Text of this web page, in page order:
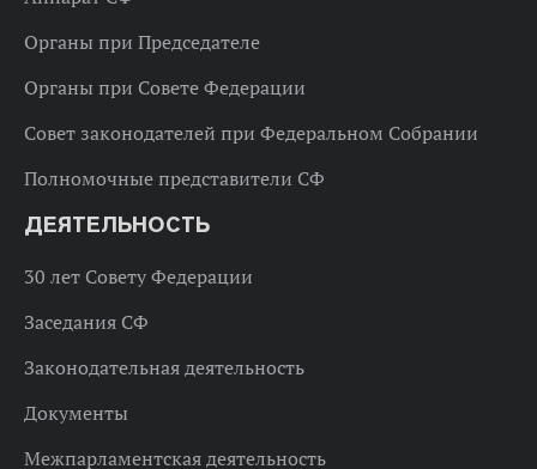
Органы при Председателе
Органы при Совете Федерации
Совет законодателей при Федеральном Собрании
Полномочные представители СФ
ДЕЯТЕЛЬНОСТЬ
30 лет Совету Федерации
Заседания СФ
Законодательная деятельность
Документы
Межпарламентская деятельность